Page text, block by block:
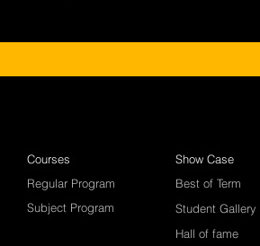
Regular Program
Subject Program
Courses
Best of Term
Student Gallery
Hall of fame
Show Case